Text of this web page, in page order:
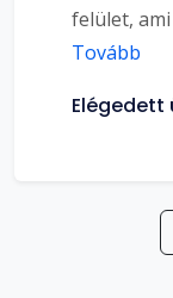
felület,
Tovább
Elégedett